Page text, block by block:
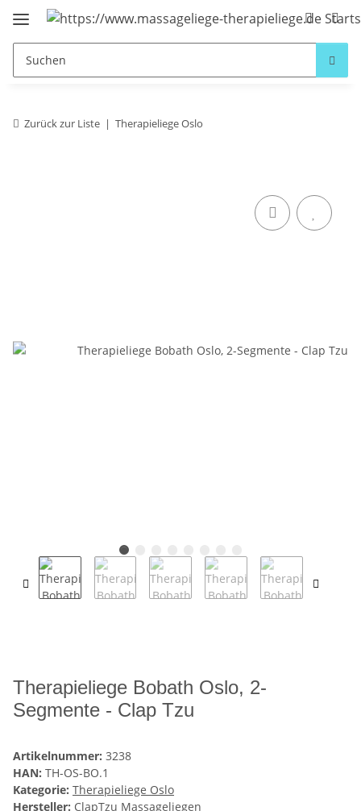
Zurück zur Liste Therapieliege Oslo
Therapieliege Bobath Oslo, 2-
Segmente - Clap Tzu
Artikelnummer: 3238
HAN: TH-OS-BO.1
Kategorie: Therapieliege Oslo
Hersteller: ClapTzu Massageliegen